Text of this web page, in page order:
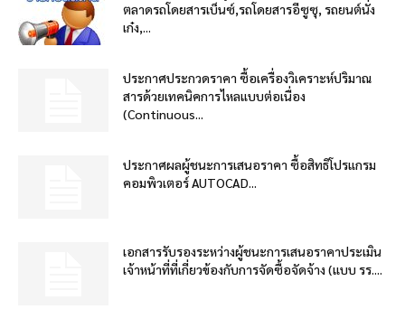
ตลาดรถโดยสารเบ็นซ์,รถโดยสารอีซูซุ, รถยนต์นั่ง
เก๋ง,...
ประกาศประกวดราคา ซื้อเครื่องวิเคราะห์ปริมาณ
สารด้วยเทคนิคการไหลแบบต่อเนื่อง
(Continuous...
ประกาศผลผู้ชนะการเสนอราคา ซื้อสิทธิโปรแกรม
คอมพิวเตอร์ AUTOCAD...
เอกสารรับรองระหว่างผู้ชนะการเสนอราคาประเมิน
เจ้าหน้าที่ที่เกี่ยวข้องกับการจัดซื้อจัดจ้าง (แบบ รร....